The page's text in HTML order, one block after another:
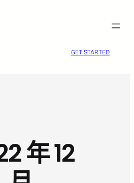
GET STARTED
年 12